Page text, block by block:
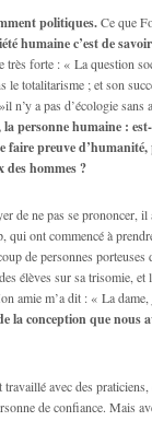
politiques.Ce que
humaine c’est de
très forte : « La question
le totalitarisme ; et son
n’y a pas d’écologie sans
personne humaine :
faire preuve
des hommes ?
de ne pas se prononcer, il
qui ont commencé à
de personnes porteuses
élèves sur sa trisomie, et
amie m’a dit : « La dame,
la conception que nous
avec des praticiens,
de confiance. Mais